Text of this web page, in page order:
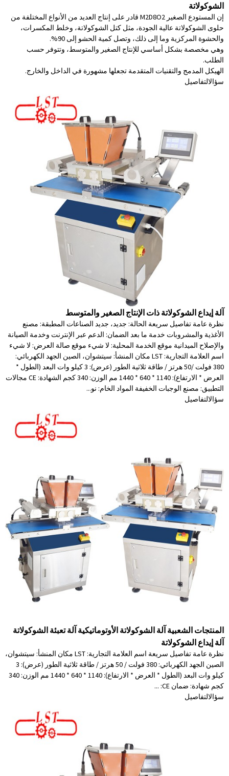
الشوكولاتة
إن المستودع الصغير M2D8O2 قادر على إنتاج العديد من الأنواع المختلفة من
حلوى الشوكولاتة عالية الجودة، مثل كتل الشوكولاتة، وخلط المكسرات،
والحشوة المركزية وما إلى ذلك، وتصل كمية الحشو إلى 90%.
وهي مخصصة بشكل أساسي للإنتاج الصغير والمتوسط، وتتوفر حسب
الطلب.
الهيكل المدمج والتقنيات المتقدمة تجعلها مشهورة في الداخل والخارج.
سؤالالتفاصيل
آلة إيداع الشوكولاتة ذات الإنتاج الصغير والمتوسط
نظرة عامة تفاصيل سريعة الحالة: جديد، جديد الصناعات المطبقة: مصنع
الأغذية والمشروبات خدمة ما بعد الضمان: الدعم عبر الإنترنت وخدمة الصيانة
والإصلاح الميدانية موقع الخدمة المحلية: لا شيء موقع صالة العرض: لا شيء
اسم العلامة التجارية: LST مكان المنشأ: سيتشوان، الصين الجهد الكهربائي:
380 فولت /50 هرتز / طاقة ثلاثية الطور (عرض): 3 كيلو وات البعد (الطول *
العرض * الارتفاع): 1140 * 640 * 1440 مم الوزن: 340 كجم الشهادة: CE مجالات
التطبيق: مصنع الوجبات الخفيفة المواد الخام: نو...
سؤالالتفاصيل
المنتجات الشعبية آلة الشوكولاتة الأوتوماتيكية آلة تعبئة الشوكولاتة
آلة إيداع الشوكولاتة
نظرة عامة تفاصيل سريعة اسم العلامة التجارية: LST مكان المنشأ: سيتشوان،
الصين الجهد الكهربائي: 380 فولت / 50 هرتز / طاقة ثلاثية الطور (عرض): 3
كيلو وات البعد (الطول * العرض * الارتفاع): 1140 * 640 * 1440 مم الوزن: 340
كجم شهادة: ضمان CE: ...
سؤالالتفاصيل